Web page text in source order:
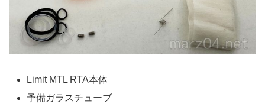
Limit MTL RTA本体
予備ガラスチューブ